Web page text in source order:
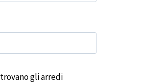
gli arredi